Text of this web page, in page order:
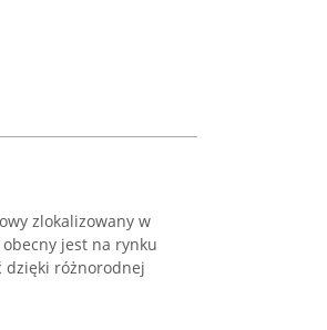
zlokalizowany w
jest na rynku
dzięki różnorodnej